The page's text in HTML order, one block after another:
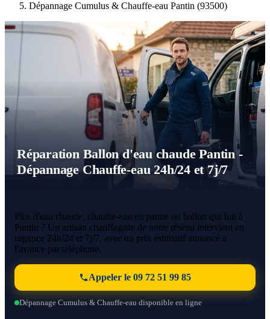
Dépannage Cumulus & Chauffe-eau Pantin (93500)
Réparation Ballon d'eau chaude Pantin -
Dépannage Chauffe-eau 24h/24 et 7j/7
Plus d'eau chaude, chauffe-eau en panne ou ballon qui fuit à
Pantin ? Un artisan chauffagiste de notre réseau intervient en
urgence 24h/24 et 7j/7, avec un prix estimatif annoncé à
l'avance par téléphone.
Appeler le 09 72 51 99 85
Dépannage Cumulus & Chauffe-eau disponible en ligne